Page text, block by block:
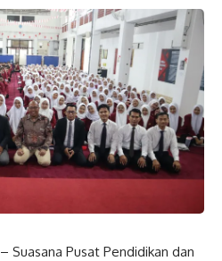
– Suasana Pusat Pendidikan dan